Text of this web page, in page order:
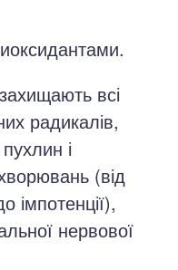
всі
радикалів,
і
(від
імпотенції),
нервової